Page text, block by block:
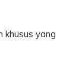
khusus yang